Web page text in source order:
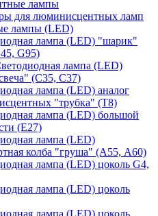
лампы
для люминисцентных ламп
лампы (LED)
лампа (LED) "шарик"
G95)
лампа (LED)
(С35, С37)
лампа (LED) аналог
"трубка" (T8)
лампа (LED) большой
(Е27)
лампа (LED)
колба "груша" (А55, А60)
лампа (LED) цоколь G4,
лампа (LED) цоколь
лампа (LED) цоколь